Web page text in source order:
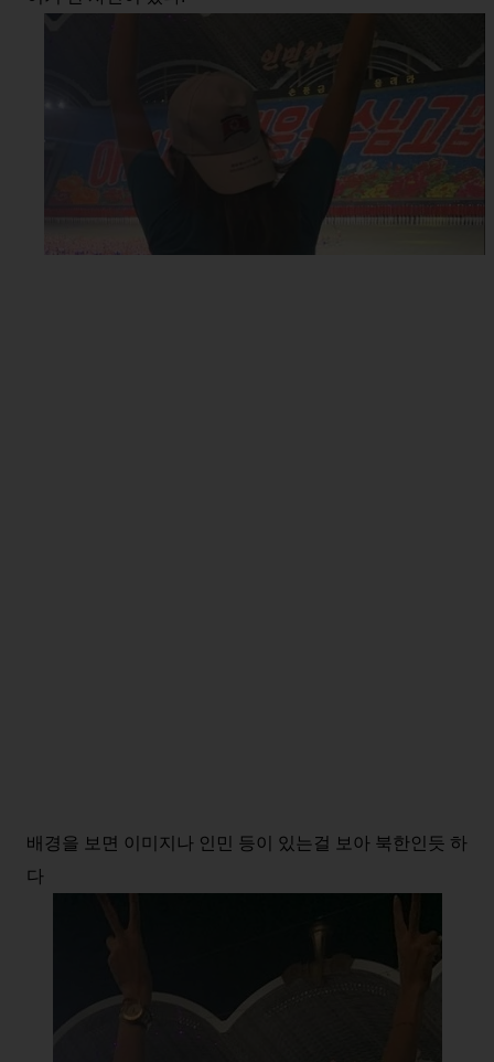
배경을 보면 이미지나 인민 등이 있는걸 보아 북한인듯 하
다